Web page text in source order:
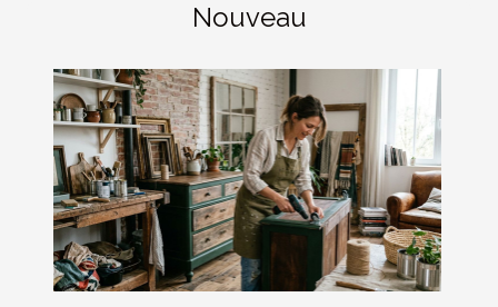
Nouveau